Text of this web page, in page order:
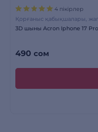
4 пікірлер
Қорғаныс қабықшалары,
3D шыны Acron Iphone 17
490 сом